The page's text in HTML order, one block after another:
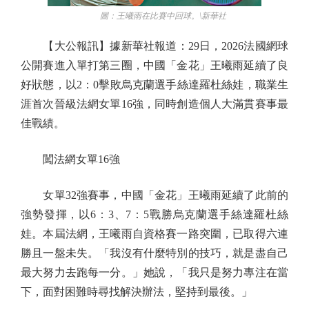
圖：王曦雨在比賽中回球。\新華社
【大公報訊】據新華社報道：29日，2026法國網球
公開賽進入單打第三圈，中國「金花」王曦雨延續了良
好狀態，以2：0擊敗烏克蘭選手絲達羅杜絲娃，職業生
涯首次晉級法網女單16強，同時創造個人大滿貫賽事最
佳戰績。
闖法網女單16強
女單32強賽事，中國「金花」王曦雨延續了此前的
強勢發揮，以6：3、7：5戰勝烏克蘭選手絲達羅杜絲
娃。本屆法網，王曦雨自資格賽一路突圍，已取得六連
勝且一盤未失。「我沒有什麼特別的技巧，就是盡自己
最大努力去跑每一分。」她說，「我只是努力專注在當
下，面對困難時尋找解決辦法，堅持到最後。」